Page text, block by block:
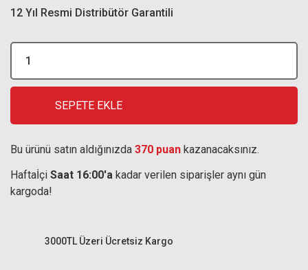
12 Yıl Resmi Distribütör Garantili
SEPETE EKLE
Bu ürünü satın aldığınızda 370 puan kazanacaksınız.
Haftaİçi Saat 16:00'a kadar verilen siparişler aynı gün
kargoda!
3000TL Üzeri Ücretsiz Kargo